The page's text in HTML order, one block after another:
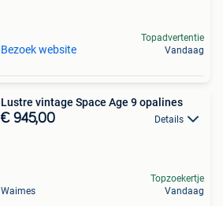
Bezoek website
Topadvertentie
Vandaag
Lustre vintage Space Age 9 opalines
€ 945,00 Details
Waimes
Topzoekertje
Vandaag